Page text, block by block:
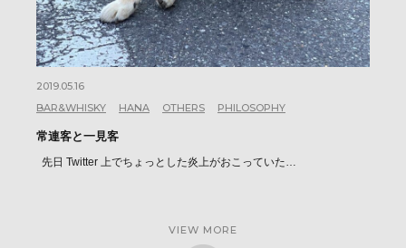
2019.05.16
BAR&WHISKY
HANA OTHERS PHILOSOPHY
常連客と一見客
先日 Twitter 上でちょっとした炎上がおこっていた…
VIEW MORE